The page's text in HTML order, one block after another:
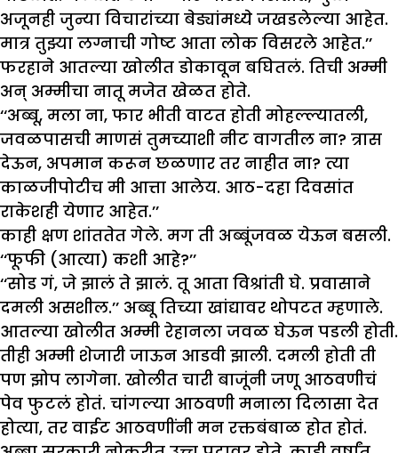
अजूनही जुन्या विचारांच्या बेड्यांमध्ये जखडलेल्या आहेत.
मात्र तुझ्या लग्नाची गोष्ट आता लोक विसरले आहेत.’’
फरहाने आतल्या खोलीत डोकावून बघितलं. तिची अम्मी
अन् अम्मीचा नातू मजेत खेळत होते.
‘‘अब्बू, मला ना, फार भीती वाटत होती मोहल्ल्यातली,
जवळपासची माणसं तुमच्याशी नीट वागतील ना? त्रास
देऊन, अपमान करून छळणार तर नाहीत ना? त्या
काळजीपोटीच मी आत्ता आलेय. आठ-दहा दिवसांत
राकेशही येणार आहेत.’’
काही क्षण शांततेत गेले. मग ती अब्बूंजवळ येऊन बसली.
‘‘फूफी (आत्या) कशी आहे?’’
‘‘सोड गं, जे झालं ते झालं. तू आता विश्रांती घे. प्रवासाने
दमली असशील.’’ अब्बू तिच्या खांद्यावर थोपटत म्हणाले.
आतल्या खोलीत अम्मी रेहानला जवळ घेऊन पडली होती.
तीही अम्मी शेजारी जाऊन आडवी झाली. दमली होती ती
पण झोप लागेना. खोलीत चारी बाजूंनी जणू आठवणीचं
पेव फुटलं होतं. चांगल्या आठवणी मनाला दिलासा देत
होत्या, तर वाईट आठवणींनी मन रक्तबंबाळ होत होतं.